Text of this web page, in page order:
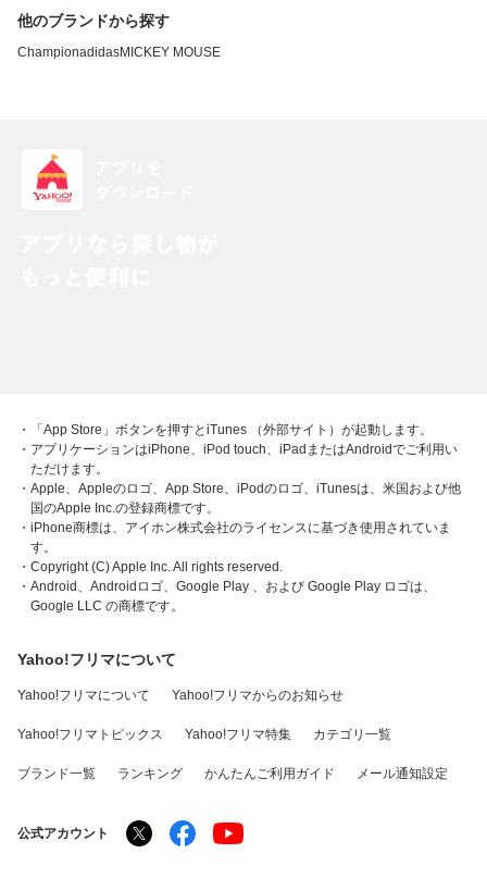
他のブランドから探す
ChampionadidasMICKEY MOUSE
・「App Store」ボタンを押すとiTunes （外部サイト）が起動します。
・アプリケーションはiPhone、iPod touch、iPadまたはAndroidでご利用い
ただけます。
・Apple、Appleのロゴ、App Store、iPodのロゴ、iTunesは、米国および他
国のApple Inc.の登録商標です。
・iPhone商標は、アイホン株式会社のライセンスに基づき使用されていま
す。
・Copyright (C) Apple Inc. All rights reserved.
・Android、Androidロゴ、Google Play 、および Google Play ロゴは、
Google LLC の商標です。
Yahoo!フリマについて
Yahoo!フリマについて Yahoo!フリマからのお知らせ
Yahoo!フリマトピックス Yahoo!フリマ特集 カテゴリ一覧
ブランド一覧 ランキング かんたんご利用ガイド メール通知設定
公式アカウント